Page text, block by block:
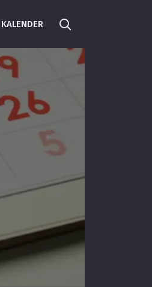
KALENDER